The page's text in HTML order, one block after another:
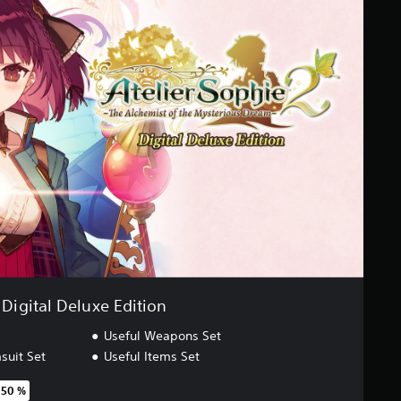
Digital Deluxe Edition
Set
Useful Weapons Set
Useful Items Set
%